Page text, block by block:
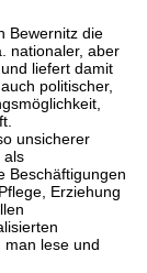
Bewernitz die
nationaler, aber
liefert damit
politischer,
unsicherer
als
Beschäftigungen
Erziehung
man lese und